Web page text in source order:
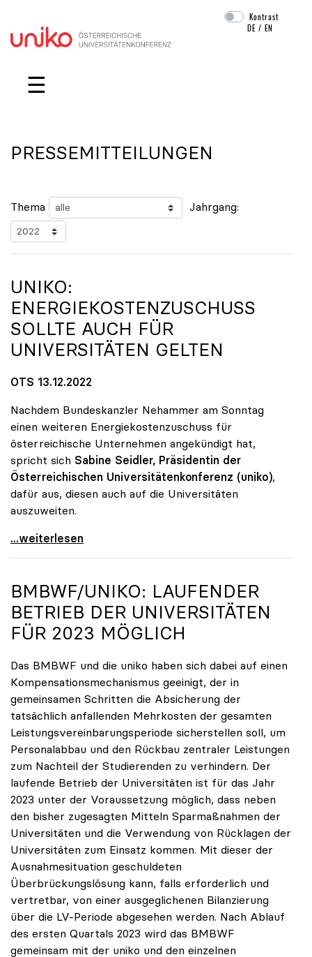
Navigation überspringen
Kontrast
DE /EN
☰
PRESSEMITTEILUNGEN
Thema Jahrgang:
UNIKO:
ENERGIEKOSTENZUSCHUSS
SOLLTE AUCH FÜR
UNIVERSITÄTEN GELTEN
OTS 13.12.2022
Nachdem Bundeskanzler Nehammer am Sonntag
einen weiteren Energiekostenzuschuss für
österreichische Unternehmen angekündigt hat,
spricht sich Sabine Seidler, Präsidentin der
Österreichischen Universitätenkonferenz (uniko),
dafür aus, diesen auch auf die Universitäten
auszuweiten.
uniko: Energiekostenzuschuss sollte auch für
...weiterlesen
BMBWF/UNIKO: LAUFENDER
BETRIEB DER UNIVERSITÄTEN
FÜR 2023 MÖGLICH
Das BMBWF und die uniko haben sich dabei auf einen
Kompensationsmechanismus geeinigt, der in
gemeinsamen Schritten die Absicherung der
tatsächlich anfallenden Mehrkosten der gesamten
Leistungsvereinbarungsperiode sicherstellen soll, um
Personalabbau und den Rückbau zentraler Leistungen
zum Nachteil der Studierenden zu verhindern. Der
laufende Betrieb der Universitäten ist für das Jahr
2023 unter der Voraussetzung möglich, dass neben
den bisher zugesagten Mitteln Sparmaßnahmen der
Universitäten und die Verwendung von Rücklagen der
Universitäten zum Einsatz kommen. Mit dieser der
Ausnahmesituation geschuldeten
Überbrückungslösung kann, falls erforderlich und
vertretbar, von einer ausgeglichenen Bilanzierung
über die LV-Periode abgesehen werden. Nach Ablauf
des ersten Quartals 2023 wird das BMBWF
gemeinsam mit der uniko und den einzelnen